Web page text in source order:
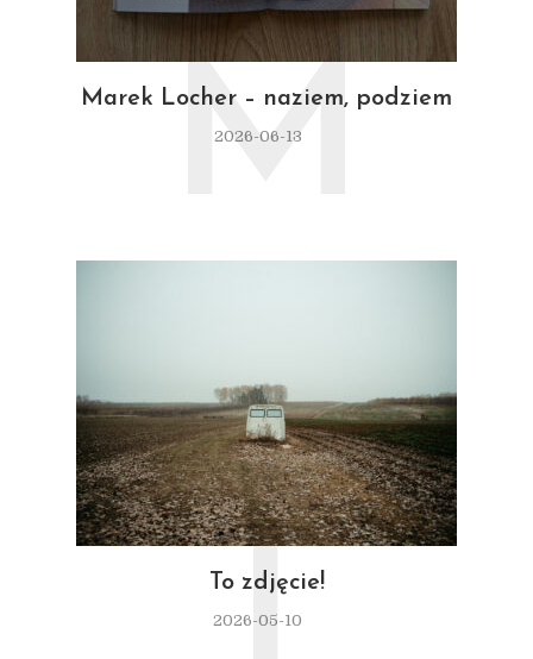
Marek Locher – naziem, podziem
2026-06-13
M
To zdjęcie!
2026-05-10